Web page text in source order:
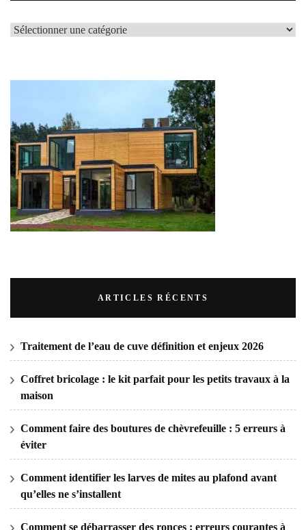
LES
ARTICLES RÉCENTS
Traitement de l’eau de cuve définition et enjeux 2026
Coffret bricolage : le kit parfait pour les petits travaux à la
maison
Comment faire des boutures de chèvrefeuille : 5 erreurs à
éviter
Comment identifier les larves de mites au plafond avant
qu’elles ne s’installent
Comment se débarrasser des ronces : erreurs courantes à